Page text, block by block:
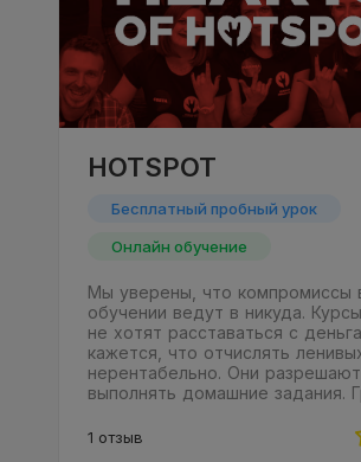
HOTSPOT
Бесплатный пробный урок
Онлайн обучение
Мы уверены, что компромиссы
обучении ведут в никуда.
не хотят расставаться с
кажется, что отчислять
нерентабельно. Они
выполнять домашние задания.
1 отзыв